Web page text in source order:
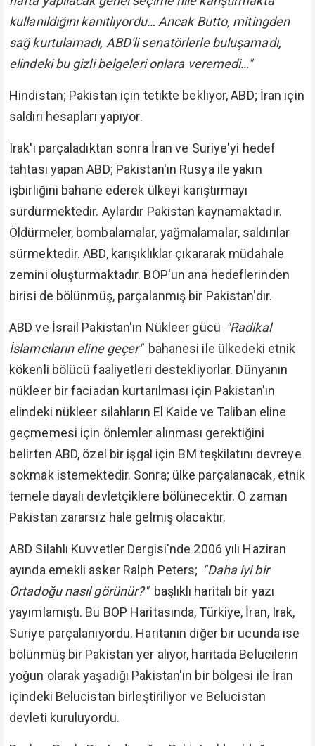
kullanıldığını kanıtlıyordu… Ancak Butto, mitingden
sağ kurtulamadı, ABD'li senatörlerle buluşamadı,
elindeki bu gizli belgeleri onlara veremedi…"
Hindistan; Pakistan için tetikte bekliyor, ABD; İran için
saldırı hesapları yapıyor.
Irak'ı parçaladıktan sonra İran ve Suriye'yi hedef
tahtası yapan ABD; Pakistan'ın Rusya ile yakın
işbirliğini bahane ederek ülkeyi karıştırmayı
sürdürmektedir. Aylardır Pakistan kaynamaktadır.
Öldürmeler, bombalamalar, yağmalamalar, saldırılar
sürmektedir. ABD, karışıklıklar çıkararak müdahale
zemini oluşturmaktadır. BOP'un ana hedeflerinden
birisi de bölünmüş, parçalanmış bir Pakistan'dır.
ABD ve İsrail Pakistan'ın Nükleer gücü "Radikal
İslamcıların eline geçer" bahanesi ile ülkedeki etnik
kökenli bölücü faaliyetleri destekliyorlar. Dünyanın
nükleer bir faciadan kurtarılması için Pakistan'ın
elindeki nükleer silahların El Kaide ve Taliban eline
geçmemesi için önlemler alınması gerektiğini
belirten ABD, özel bir işgal için BM teşkilatını devreye
sokmak istemektedir. Sonra; ülke parçalanacak, etnik
temele dayalı devletçiklere bölünecektir. O zaman
Pakistan zararsız hale gelmiş olacaktır.
ABD Silahlı Kuvvetler Dergisi'nde 2006 yılı Haziran
ayında emekli asker Ralph Peters; "Daha iyi bir
Ortadoğu nasıl görünür?" başlıklı haritalı bir yazı
yayımlamıştı. Bu BOP Haritasında, Türkiye, İran, Irak,
Suriye parçalanıyordu. Haritanın diğer bir ucunda ise
bölünmüş bir Pakistan yer alıyor, haritada Belucilerin
yoğun olarak yaşadığı Pakistan'ın bir bölgesi ile İran
içindeki Belucistan birleştiriliyor ve Belucistan
devleti kuruluyordu.